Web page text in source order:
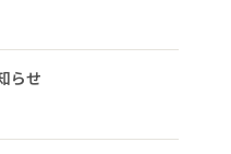
らせ